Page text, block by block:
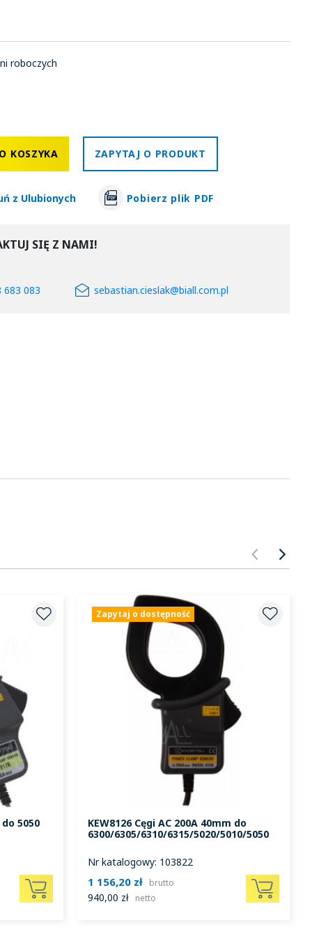
roboczych
KOSZYKA ZAPYTAJ O PRODUKT
z Ulubionych Pobierz plik PDF
SIĘ Z NAMI!
683 083 sebastian.cieslak@biall.com.pl
do 5050
Zapytaj o dostępność
KEW8126 Cęgi AC 200A 40mm do
6300/6305/6310/6315/5020/5010/5050
Nr katalogowy: 103822
1 156,20 zł brutto
940,00 zł netto